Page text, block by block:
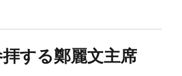
する鄭麗文主席